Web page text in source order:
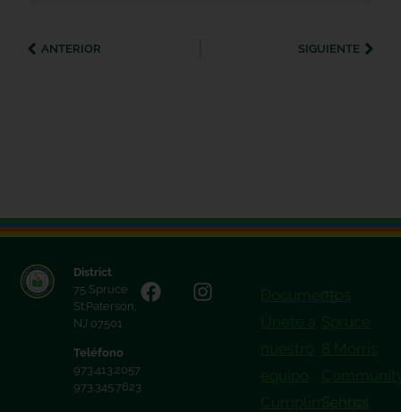
ANTERIOR SIGUIENTE
District
75 Spruce
St.Paterson,
NJ 07501
Teléfono
973.413.2057
973.345.7623